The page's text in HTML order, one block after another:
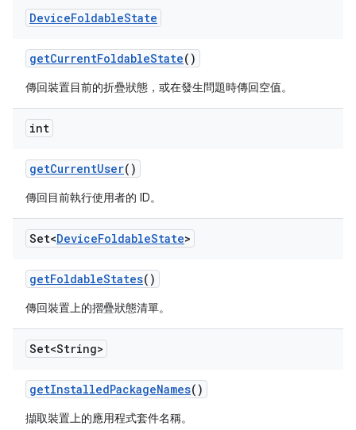
DeviceFoldableState
getCurrentFoldableState()
傳回裝置目前的折疊狀態，或在發生問題時傳回空值。
int
getCurrentUser()
傳回目前執行使用者的 ID。
Set<DeviceFoldableState>
getFoldableStates()
傳回裝置上的摺疊狀態清單。
Set<String>
getInstalledPackageNames()
擷取裝置上的應用程式套件名稱。